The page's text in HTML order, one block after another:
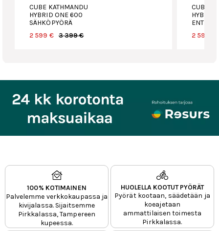
CUBE KATHMANDU
HYBRID ONE 600
SÄHKÖPYÖRÄ
2 599 € 3 399 €
CUBE
HYBRID
ENTRY
2 599 €
100% KOTIMAINEN
Palvelemme verkkokaupassa ja
kivijalassa. Sijaitsemme
Pirkkalassa, Tampereen
kupeessa.
HUOLELLA KOOTUT PYÖRÄT
Pyörät kootaan, säädetään ja
koeajetaan
ammattilaisen toimesta
Pirkkalassa.